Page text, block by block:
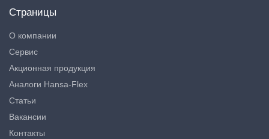
Страницы
О компании
Сервис
Акционная продукция
Аналоги Hansa-Flex
Статьи
Вакансии
Контакты